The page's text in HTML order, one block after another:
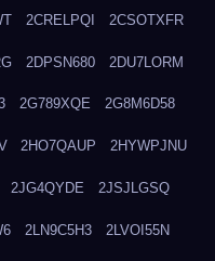
2CRELPQI 2CSOTXFR
2DPSN680 2DU7LORM
2G789XQE 2G8M6D58
2HO7QAUP 2HYWPJNU
2JG4QYDE 2JSJLGSQ
2LN9C5H3 2LVOI55N